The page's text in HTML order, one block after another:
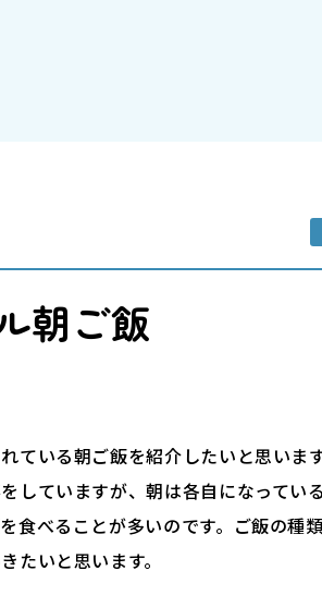
朝ご飯
ている朝ご飯を紹介したいと思いま
していますが、朝は各自になってい
食べることが多いのです。ご飯の種
たいと思います。